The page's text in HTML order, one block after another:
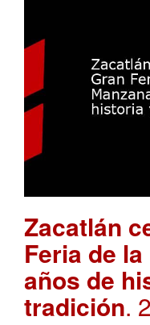
Zacatlán
Feria de
años de
tradición.